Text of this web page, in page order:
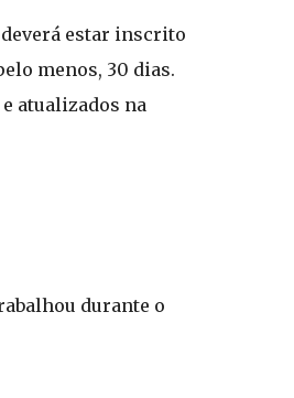
deverá estar inscrito
menos, 30 dias.
atualizados na
durante o